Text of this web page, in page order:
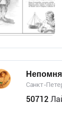
Санкт-
50712